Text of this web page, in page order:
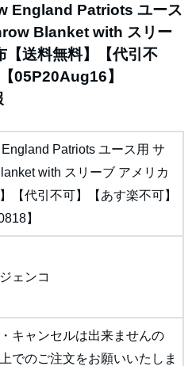
England Patriots ユース
Blanket with スリー
【送料無料】【代引不
05P20Aug16】
Patriots ユース用 サ
with スリーブ アメリカ
【代引不可】【あす楽不可】
】
ェンコ
キャンセルは出来ませんの
でのご注文をお願いいたしま